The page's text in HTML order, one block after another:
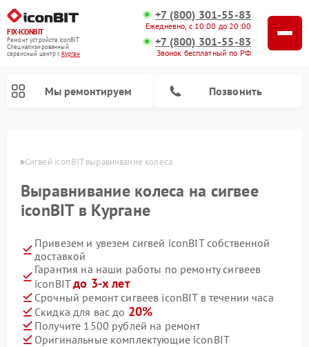
FIX-ICONBIT
Ремонт устройств iconBIT
Специализированный
cервисный центр г.Курган
+7 (800) 301-55-83
Ежедневно, с 10:00 до 20:00
+7 (800) 301-55-83
Звонок бесплатный по РФ
Мы ремонтируем Позвонить
Сигвей iconBIT выравнивание колеса
Выравнивание колеса на сигвее
iconBIT в Кургане
Привезем и увезем сигвей iconBIT собственной
доставкой
Гарантия на наши работы по ремонту сигвеев
iconBITдо 3-х лет
Срочный ремонт сигвеев iconBIT в течении часа
Скидка для вас до 20%
Получите 1500 рублей на ремонт
Оригинальные комплектующие iconBIT